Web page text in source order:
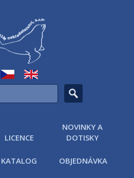
LICENCE
NOVINKY A
DOTISKY
KATALOG OBJEDNÁVKA